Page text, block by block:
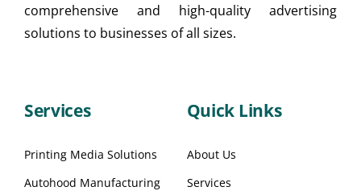
comprehensive and high-quality advertising
solutions to businesses of all sizes.
Services
Printing Media Solutions
Autohood Manufacturing
Quick Links
About Us
Services